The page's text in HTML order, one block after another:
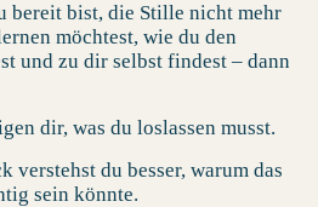
bereit bist, die Stille nicht mehr
möchtest, wie du den
und zu dir selbst findest – dann
dir, was du loslassen musst.
verstehst du besser, warum das
sein könnte.